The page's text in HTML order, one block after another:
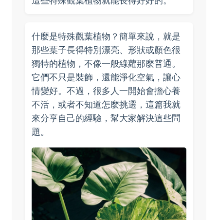
什麼是特殊觀葉植物？簡單來說，就是
那些葉子長得特別漂亮、形狀或顏色很
獨特的植物，不像一般綠蘿那麼普通。
它們不只是裝飾，還能淨化空氣，讓心
情變好。不過，很多人一開始會擔心養
不活，或者不知道怎麼挑選，這篇我就
來分享自己的經驗，幫大家解決這些問
題。